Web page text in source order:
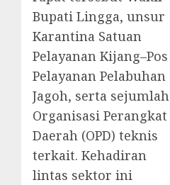
Bupati Lingga, unsur
Karantina Satuan
Pelayanan Kijang–Pos
Pelayanan Pelabuhan
Jagoh, serta sejumlah
Organisasi Perangkat
Daerah (OPD) teknis
terkait. Kehadiran
lintas sektor ini